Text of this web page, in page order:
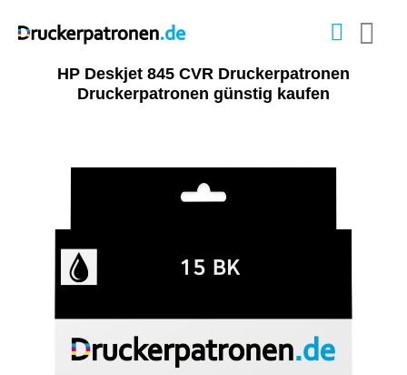
HP Deskjet 845 CVR Druckerpatronen
Druckerpatronen günstig kaufen